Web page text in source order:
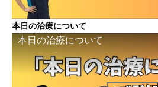
本日の治療について
本日の治療について